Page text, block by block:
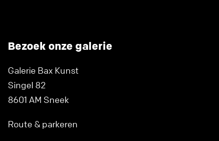
Bezoek onze galerie
Galerie Bax Kunst
Singel 82
8601 AM Sneek
Route & parkeren